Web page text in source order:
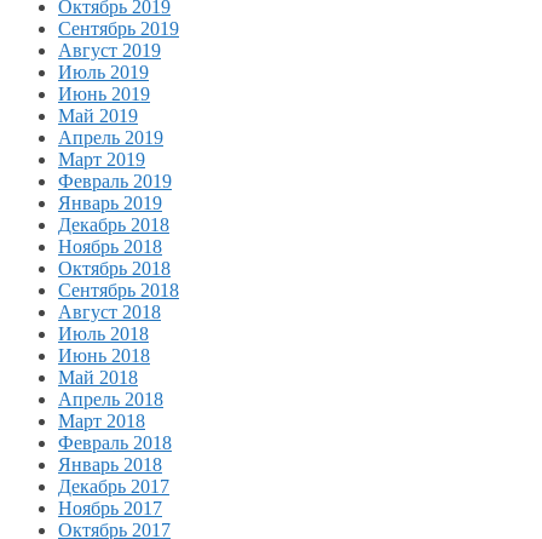
Октябрь 2019
Сентябрь 2019
Август 2019
Июль 2019
Июнь 2019
Май 2019
Апрель 2019
Март 2019
Февраль 2019
Январь 2019
Декабрь 2018
Ноябрь 2018
Октябрь 2018
Сентябрь 2018
Август 2018
Июль 2018
Июнь 2018
Май 2018
Апрель 2018
Март 2018
Февраль 2018
Январь 2018
Декабрь 2017
Ноябрь 2017
Октябрь 2017